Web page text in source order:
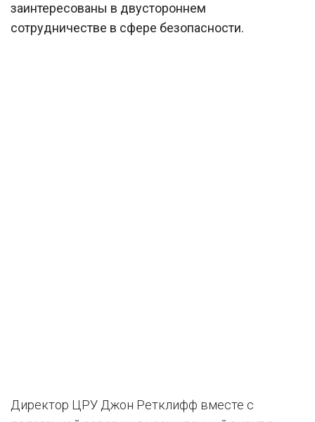
заинтересованы в двустороннем
сотрудничестве в сфере безопасности.
Директор ЦРУ Джон Ретклифф вместе с